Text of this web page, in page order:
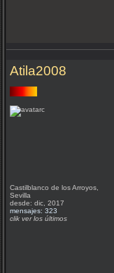
Atila2008
Castilblanco de los Arroyos,
Sevilla
desde: dic, 2017
mensajes: 323
clik ver los últimos